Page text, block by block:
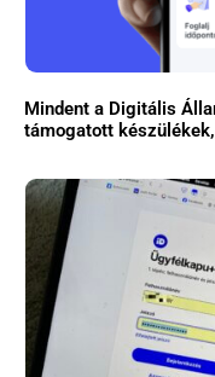
Mindent a Digitális
támogatott